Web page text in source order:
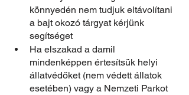
könnyedén nem tudjuk eltávolítani
a bajt okozó tárgyat kérjünk
segítséget
Ha elszakad a damil
mindenképpen értesítsük helyi
állatvédőket (nem védett állatok
esetében) vagy a Nemzeti Parkot